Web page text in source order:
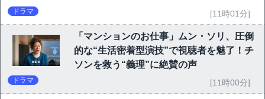
ドラマ [11時01分]
「マンションのお仕事」ムン・ソリ、圧倒
的な“生活密着型演技”で視聴者を魅了！チ
ソンを救う“義理”に絶賛の声
ドラマ [11時00分]